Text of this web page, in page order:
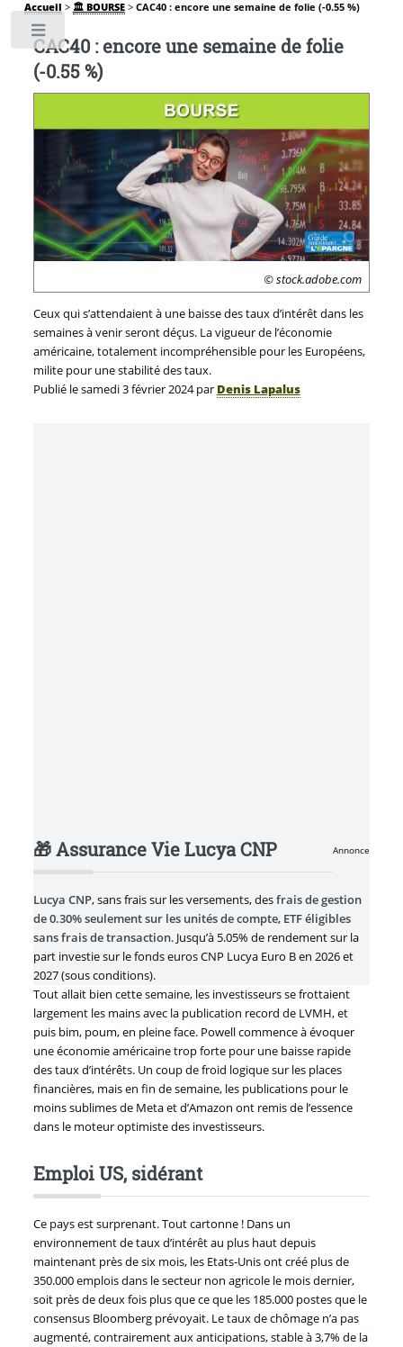
Accueil > 🏛️ BOURSE> CAC40 : encore une semaine de folie (-0.55 %)
CAC40 : encore une semaine de folie
(-0.55 %)
© stock.adobe.com
Ceux qui s’attendaient à une baisse des taux d’intérêt dans les
semaines à venir seront déçus. La vigueur de l’économie
américaine, totalement incompréhensible pour les Européens,
milite pour une stabilité des taux.
Publié lesamedi 3 février 2024par Denis Lapalus
Annonce
🎁 Assurance Vie Lucya CNP
Lucya CNP, sans frais sur les versements, desfrais de gestion
de 0.30% seulement sur les unités de compte, ETF éligibles
sans frais de transaction. Jusqu’à 5.05% de rendement sur la
part investie sur le fonds euros CNP Lucya Euro B en 2026 et
2027 (sous conditions).
Tout allait bien cette semaine, les investisseurs se frottaient
largement les mains avec la publication record de LVMH, et
puis bim, poum, en pleine face. Powell commence à évoquer
une économie américaine trop forte pour une baisse rapide
des taux d’intérêts. Un coup de froid logique sur les places
financières, mais en fin de semaine, les publications pour le
moins sublimes de Meta et d’Amazon ont remis de l’essence
dans le moteur optimiste des investisseurs.
Emploi US, sidérant
Ce pays est surprenant. Tout cartonne ! Dans un
environnement de taux d’intérêt au plus haut depuis
maintenant près de six mois, les Etats-Unis ont créé plus de
350.000 emplois dans le secteur non agricole le mois dernier,
soit près de deux fois plus que ce que les 185.000 postes que le
consensus Bloomberg prévoyait. Le taux de chômage n’a pas
augmenté, contrairement aux anticipations, stable à 3,7% de la